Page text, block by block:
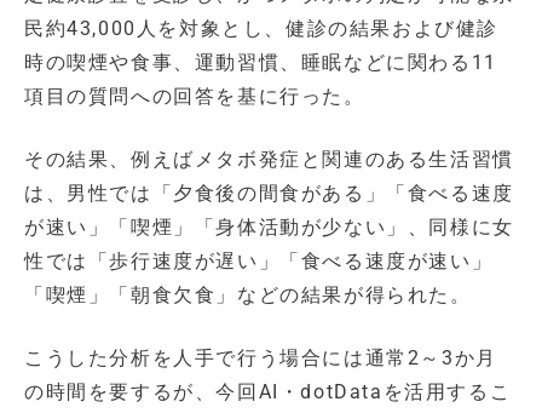
民約43,000人を対象とし、健診の結果および健診
時の喫煙や食事、運動習慣、睡眠などに関わる11
項目の質問への回答を基に行った。
その結果、例えばメタボ発症と関連のある生活習慣
は、男性では「夕食後の間食がある」「食べる速度
が速い」「喫煙」「身体活動が少ない」、同様に女
性では「歩行速度が遅い」「食べる速度が速い」
「喫煙」「朝食欠食」などの結果が得られた。
こうした分析を人手で行う場合には通常2～3か月
の時間を要するが、今回AI・dotDataを活用するこ